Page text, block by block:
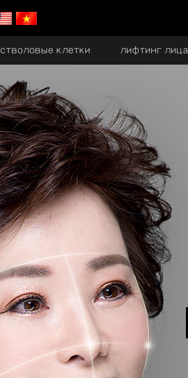
стволовые клетки лифтинг лица